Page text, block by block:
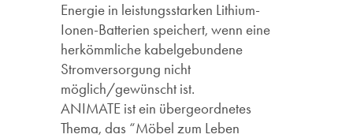
Energie in leistungsstarken Lithium-
Ionen-Batterien speichert, wenn eine
herkömmliche kabelgebundene
Stromversorgung nicht
möglich/gewünscht ist.
ANIMATE ist ein übergeordnetes
Thema, das “Möbel zum Leben